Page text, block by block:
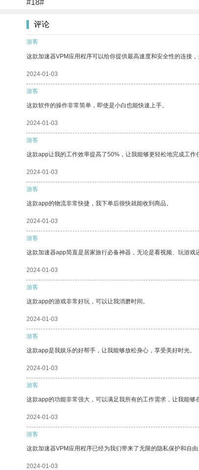
#18#
评论
游客
这款加速器VPM应用程序可以给你提供最高速度和安全性的连接，
2024-01-03
游客
这款软件的操作非常简单，即使是小白也能快速上手。
2024-01-03
游客
这款app让我的工作效率提高了50%，让我能够更轻松地完成工
2024-01-03
游客
这款app的物流非常快捷，我下单后很快就能收到商品。
2024-01-03
游客
这款加速器app简直是居家旅行必备神器，无论是看视频、玩游
2024-01-03
游客
这款app的游戏非常好玩，可以让我消磨时间。
2024-01-03
游客
这款app是我娱乐的好帮手，让我能够放松身心，享受美好时光。
2024-01-03
游客
这款app的功能非常强大，可以满足我所有的工作需求，让我能够
2024-01-03
游客
这款加速器VPM应用程序已经为我们带来了无限的隐私保护和自由
2024-01-03